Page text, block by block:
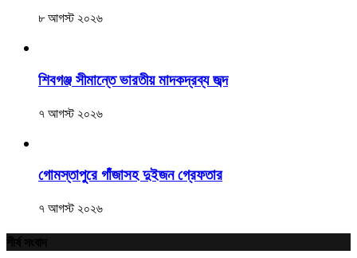
৮ আগস্ট ২০২৬
শিবগঞ্জ সীমান্তে ভারতীয় মাদকদ্রব্য জব্দ
৭ আগস্ট ২০২৬
গোমস্তাপুরে গাঁজাসহ দুইজন গ্রেফতার
৭ আগস্ট ২০২৬